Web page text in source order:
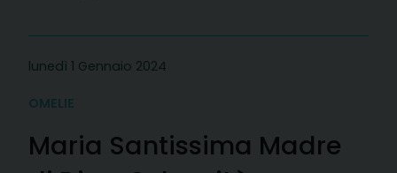
lunedì 1 Gennaio 2024
OMELIE
Maria Santissima Madre